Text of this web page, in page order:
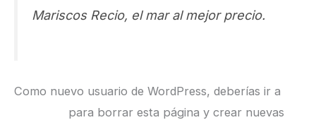
Mariscos Recio, el mar al mejor precio.
Como nuevo usuario de WordPress, deberías ir a
para borrar esta página y crear nuevas